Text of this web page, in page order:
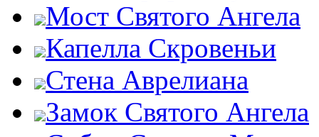
Мост Святого Ангела
Капелла Скровеньи
Стена Аврелиана
Замок Святого Ангела